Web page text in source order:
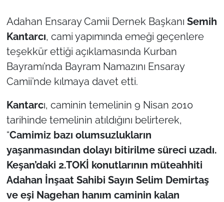
Adahan Ensaray Camii Dernek Başkanı Semih
Kantarcı, cami yapımında emeği geçenlere
teşekkür ettiği açıklamasında Kurban
Bayramı’nda Bayram Namazını Ensaray
Camii’nde kılmaya davet etti.
Kantarcı, caminin temelinin 9 Nisan 2010
tarihinde temelinin atıldığını belirterek,
“Camimiz bazı olumsuzlukların
yaşanmasından dolayı bitirilme süreci uzadı.
Keşan’daki 2.TOKİ konutlarının müteahhiti
Adahan İnşaat Sahibi Sayın Selim Demirtaş
ve eşi Nagehan hanım caminin kalan
TEKİRDAĞ
KIRKLARELİ
ÇANAKKALE
Bölge
Güvenlik
Genel
Politika